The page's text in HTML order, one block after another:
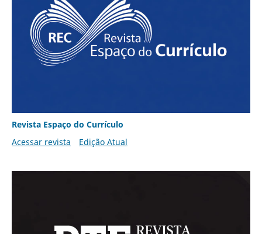
Revista Espaço do Currículo
Acessar revista
Edição Atual